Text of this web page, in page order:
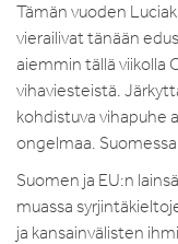
Tämän vuoden
vierailivat tänään
aiemmin tällä viikolla
vihaviesteistä.
kohdistuva vihapuhe
ongelmaa.
Suomen ja EU:n
muassa
ja kansainvälisten